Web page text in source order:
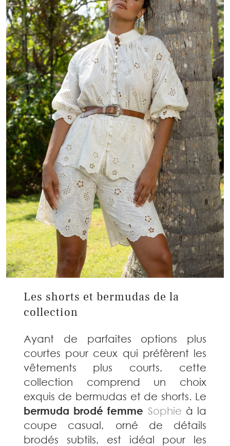
Les shorts et bermudas de la
collection
Ayant de parfaites options plus
courtes pour ceux qui préfèrent les
vêtements plus courts, cette
collection comprend un choix
exquis de bermudas et de shorts. Le
bermuda brodé femme Sophie à la
coupe casual, orné de détails
brodés subtils, est idéal pour les